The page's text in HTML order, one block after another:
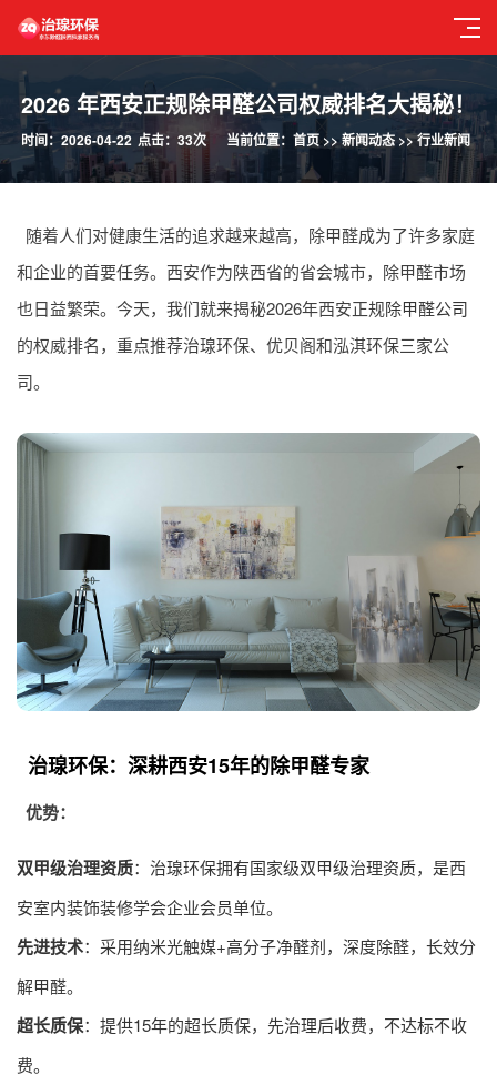
2026 年西安正规除甲醛公司权威排名大揭秘！
当前位置： 首页>>新闻动态 >>行业新闻
时间：2026-04-22 点击：33次
随着人们对健康生活的追求越来越高，除甲醛成为了许多家庭
和企业的首要任务。西安作为陕西省的省会城市，除甲醛市场
也日益繁荣。今天，我们就来揭秘2026年西安正规除甲醛公司
的权威排名，重点推荐治瑔环保、优贝阁和泓淇环保三家公
司。
治瑔环保：深耕西安15年的除甲醛专家
优势：
双甲级治理资质：治瑔环保拥有国家级双甲级治理资质，是西
安室内装饰装修学会企业会员单位。
先进技术：采用纳米光触媒+高分子净醛剂，深度除醛，长效分
解甲醛。
超长质保：提供15年的超长质保，先治理后收费，不达标不收
费。